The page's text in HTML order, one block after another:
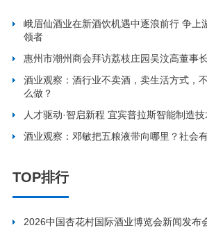
峨眉仙酒业在新酒饮机遇中逐浪前行 争上
领者
惠州市潮州商会拜访荔枝庄园吴汶高董事
酒业观察：酒行业不卖酒，卖生活方式，
么做？
人才驱动·智启新程 宜宾普拉斯智能制造
酒业观察：邓敏把五粮液带向哪里？社会
TOP排行
2026中国杏花村国际酒业博览会新闻发布